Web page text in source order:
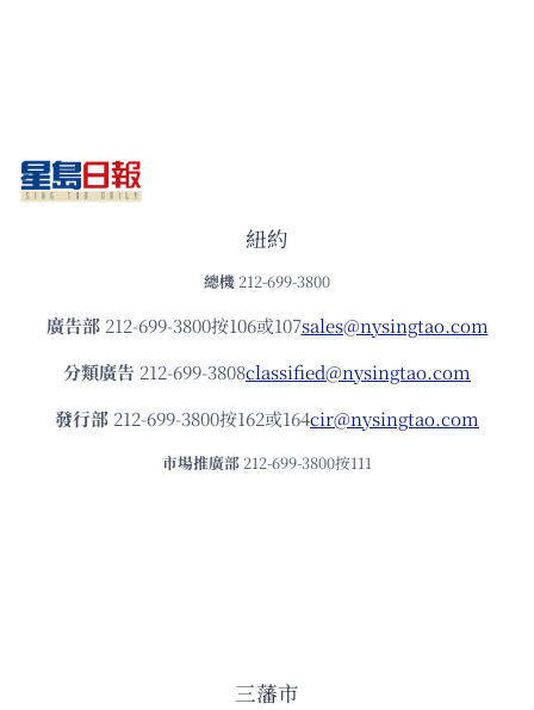
紐約
總機 212-699-3800
廣告部212-699-3800按106或107sales@nysingtao.com
分類廣告 212-699-3808classified@nysingtao.com
發⾏部 212-699-3800按162或164cir@nysingtao.com
市場推廣部 212-699-3800按111
三藩市